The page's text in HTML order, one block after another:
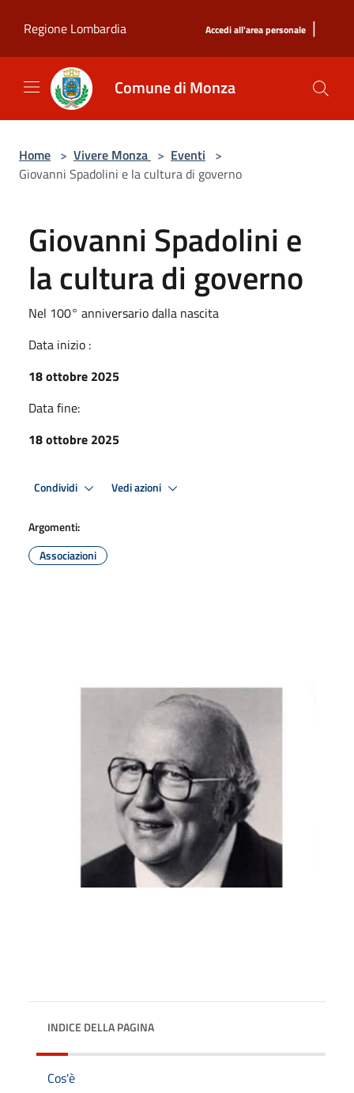
Regione Lombardia
Accedi all'area personale |
Comune di Monza
Home > Vivere Monza > Eventi >
Giovanni Spadolini e la cultura di governo
Giovanni Spadolini e
la cultura di governo
Nel 100° anniversario dalla nascita
Data inizio :
18 ottobre 2025
Data fine:
18 ottobre 2025
Condividi Vedi azioni
Argomenti:
Associazioni
INDICE DELLA PAGINA
Cos'è